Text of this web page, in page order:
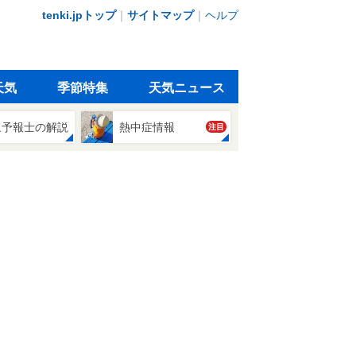
tenki.jpトップ｜ サイトマップ｜ ヘルプ
気 季節特集 天気ニュース
報士の解説 熱中症情報 注目